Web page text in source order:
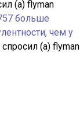
(а) flyman
больше
чем у
спросил (а) flyman